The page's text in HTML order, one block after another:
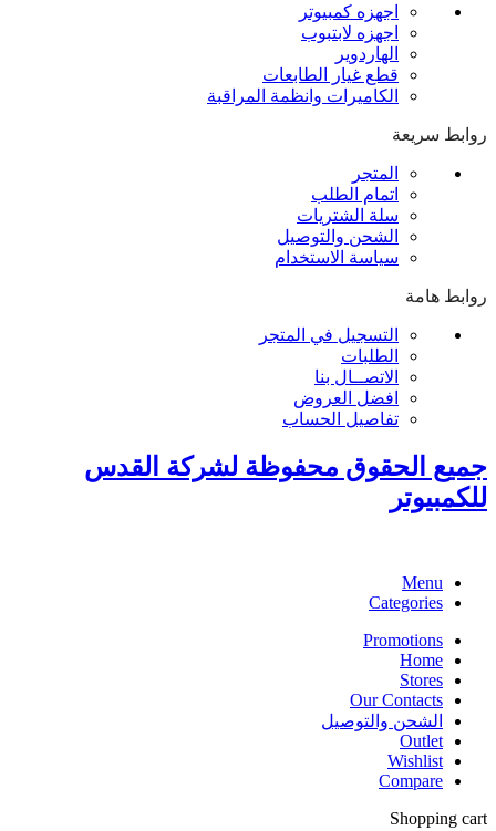
اجهزه كمبيوتر
اجهزه لابتبوب
الهاردوير
قطع غيار الطابعات
الكاميرات وانظمة المراقبة
روابط سريعة
المتجر
اتمام الطلب
سلة الشتريات
الشحن والتوصيل
سياسة الاستخدام
روابط هامة
التسجيل في المتجر
الطلبات
الاتصــال بنا
افضل العروض
تفاصيل الحساب
جميع الحقوق محفوظة لشركة القدس
للكمبيوتر
Menu
Categories
Promotions
Home
Stores
Our Contacts
الشحن والتوصيل
Outlet
Wishlist
Compare
Shopping cart